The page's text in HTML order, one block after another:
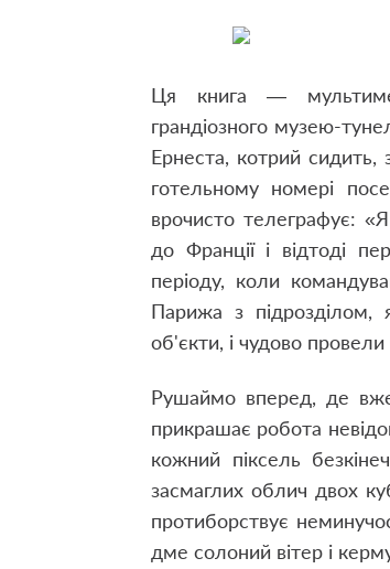
Ця книга —
грандіозного музею-
Ернеста, котрий сидить,
готельному номері
врочисто телеграфує: «Я
до Франції і відтоді
періоду, коли
Парижа з підрозділом,
об'єкти, і чудово провели
Рушаймо вперед, де вже
прикрашає робота
кожний піксель
засмаглих облич двох
протиборствує
дме солоний вітер і